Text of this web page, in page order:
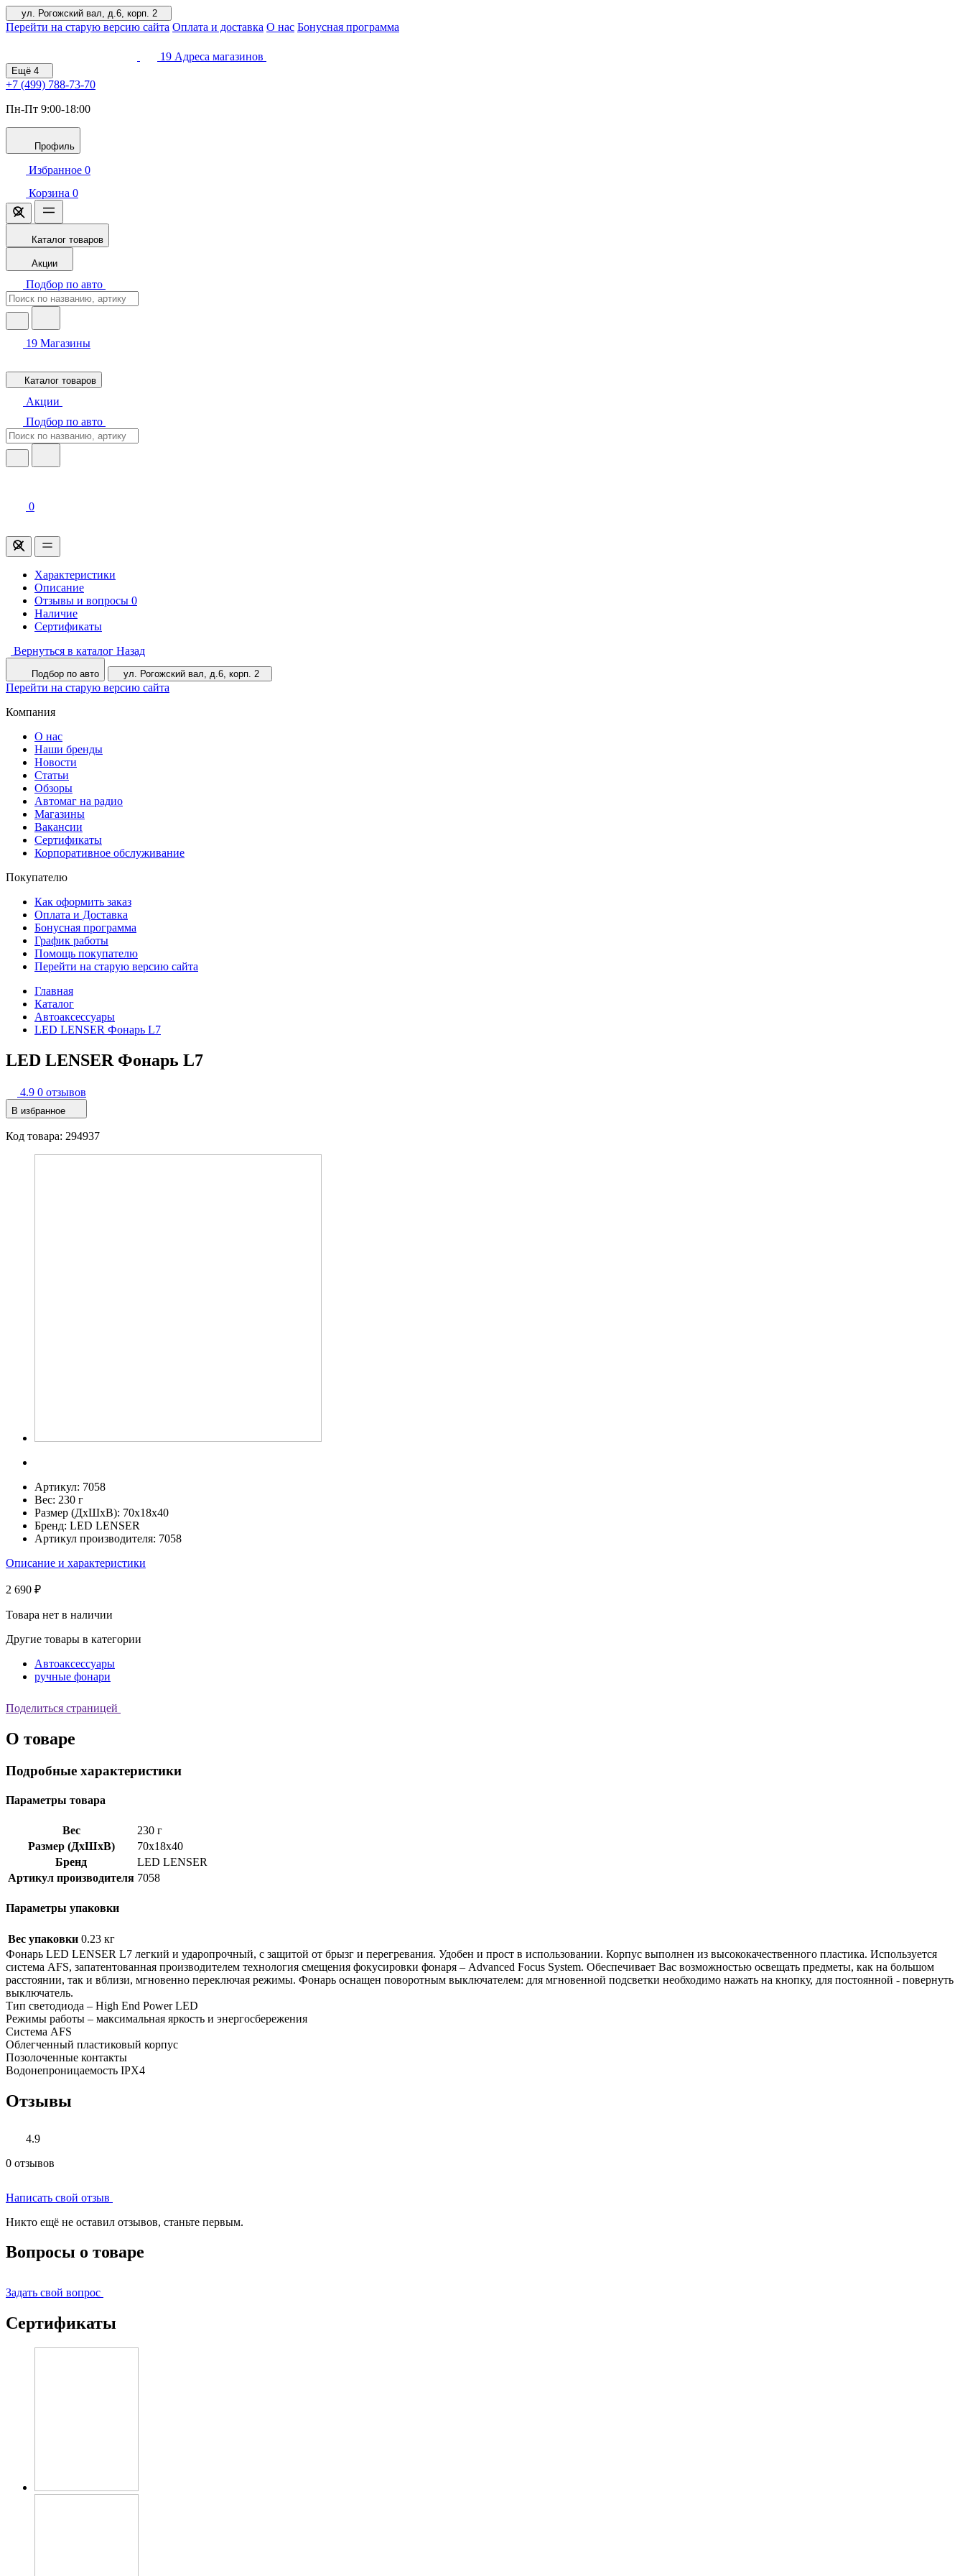
ул. Рогожский вал, д.6, корп. 2
Перейти на старую версию сайта Оплата и доставка О нас Бонусная программа
19 Адреса магазинов
Ещё 4
+7 (499) 788-73-70
Пн-Пт 9:00-18:00
Профиль
Избранное 0
Корзина 0
Каталог товаров
Акции
Подбор по авто
19 Магазины
Каталог товаров
Акции
Подбор по авто
0
Характеристики
Описание
Отзывы и вопросы 0
Наличие
Сертификаты
Вернуться в каталог Назад
Подбор по авто ул. Рогожский вал, д.6, корп. 2
Перейти на старую версию сайта
Компания
О нас
Наши бренды
Новости
Статьи
Обзоры
Автомаг на радио
Магазины
Вакансии
Сертификаты
Корпоративное обслуживание
Покупателю
Как оформить заказ
Оплата и Доставка
Бонусная программа
График работы
Помощь покупателю
Перейти на старую версию сайта
Главная
Каталог
Автоаксессуары
LED LENSER Фонарь L7
LED LENSER Фонарь L7
4.9 0 отзывов
В избранное
Код товара: 294937
Артикул: 7058
Вес: 230 г
Размер (ДхШхВ): 70x18x40
Бренд: LED LENSER
Артикул производителя: 7058
Описание и характеристики
2 690 ₽
Товара нет в наличии
Другие товары в категории
Автоаксессуары
ручные фонари
Поделиться страницей
О товаре
Подробные характеристики
Параметры товара
Вес
230 г
Размер (ДхШхВ)
70x18x40
Бренд
LED LENSER
Артикул производителя 7058
Параметры упаковки
Вес упаковки 0.23 кг
Фонарь LED LENSER L7 легкий и ударопрочный, с защитой от брызг и перегревания. Удобен и ‎прост в использовании. Корпус выполнен из высококачественного пластика. Используется
система ‎AFS, запатентованная производителем технология смещения фокусировки фонаря – Advanced Focus ‎System. Обеспечивает Вас возможностью освещать предметы, как на большом
расстоянии, так и ‎вблизи, мгновенно переключая режимы. Фонарь оснащен поворотным выключателем: для ‎мгновенной подсветки необходимо нажать на кнопку, для постоянной - повернуть
выключатель.‎
Тип светодиода – High End Power LED
Режимы работы – максимальная яркость и энергосбережения
Система AFS
Облегченный пластиковый корпус
Позолоченные контакты
Водонепроницаемость IPX4‎
Отзывы
4.9
0 отзывов
Написать свой отзыв
Никто ещё не оставил отзывов, станьте первым.
Вопросы о товаре
Задать свой вопрос
Сертификаты